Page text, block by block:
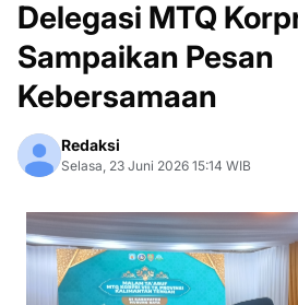
Delegasi MTQ
Sampaikan Pesan
Kebersamaan
Redaksi
Selasa, 23 Juni 2026 15:14 WIB